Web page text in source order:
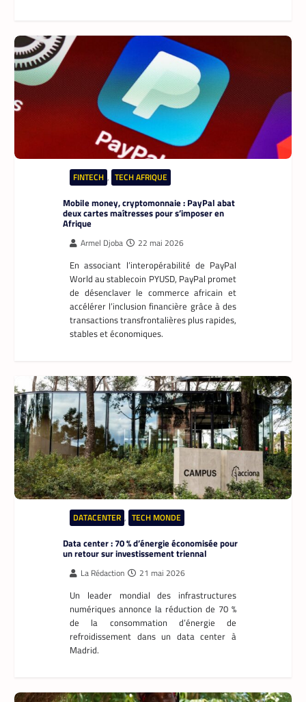
FINTECH , TECH AFRIQUE
Mobile money, cryptomonnaie : PayPal abat
deux cartes maîtresses pour s’imposer en
Afrique
Armel Djoba 22 mai 2026
En associant l’interopérabilité de PayPal
World au stablecoin PYUSD, PayPal promet
de désenclaver le commerce africain et
accélérer l’inclusion financière grâce à des
transactions transfrontalières plus rapides,
stables et économiques.
DATACENTER , TECH MONDE
Data center : 70 % d’énergie économisée pour
un retour sur investissement triennal
La Rédaction 21 mai 2026
Un leader mondial des infrastructures
numériques annonce la réduction de 70 %
de la consommation d’énergie de
refroidissement dans un data center à
Madrid.